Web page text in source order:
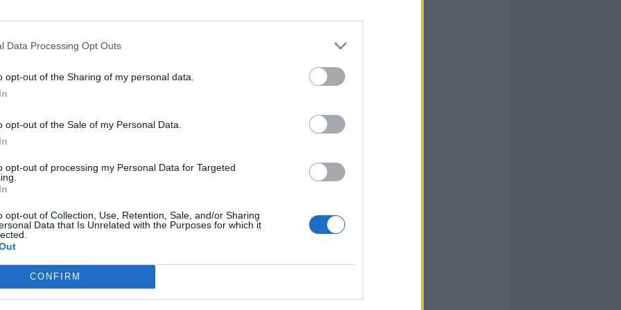
Data Processing Opt Outs
opt-out of the Sharing of my personal data.
opt-out of the Sale of my Personal Data.
opt-out of processing my Personal Data for Targeted
opt-out of Collection, Use, Retention, Sale, and/or Sharing
Data that Is Unrelated with the Purposes for which it
CONFIRM
danese, Kasper Hjulmand, ha deciso di
di scendere in campo giovedì contro
la seconda partita degli europei. «È
ha osservato il 49enne ct in
«e non è grave se qualcuno non
è fiducioso, soprattutto dopo le
fornite dallo stesso centrocampista
«Le ultime 24 ore sono state buone
sappiamo che Eriksen sta bene e siamo
I nostri giocatori hanno di nuovo il
labbra».